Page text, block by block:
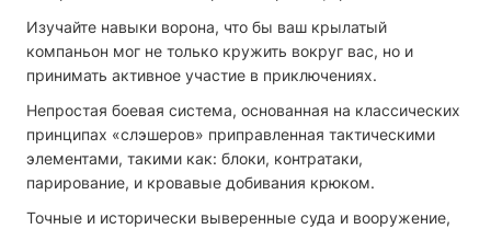
Изучайте навыки ворона, что бы ваш крылатый
компаньон мог не только кружить вокруг вас, но и
принимать активное участие в приключениях.
Непростая боевая система, основанная на классических
принципах «слэшеров» приправленная тактическими
элементами, такими как: блоки, контратаки,
парирование, и кровавые добивания крюком.
Точные и исторически выверенные суда и вооружение,